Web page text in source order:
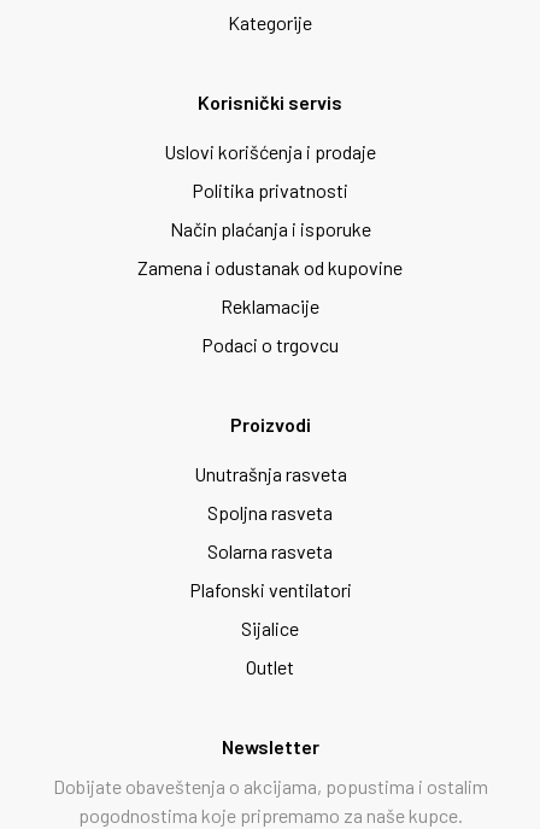
Kategorije
Korisnički servis
Uslovi korišćenja i prodaje
Politika privatnosti
Način plaćanja i isporuke
Zamena i odustanak od kupovine
Reklamacije
Podaci o trgovcu
Proizvodi
Unutrašnja rasveta
Spoljna rasveta
Solarna rasveta
Plafonski ventilatori
Sijalice
Outlet
Newsletter
Dobijate obaveštenja o akcijama, popustima i ostalim
pogodnostima koje pripremamo za naše kupce.